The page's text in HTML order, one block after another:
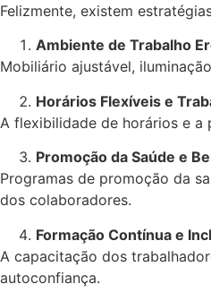
Felizmente, existem
Ambiente de Trabalho
Mobiliário ajustável,
Horários Flexíveis e
A flexibilidade de horários e a
Promoção da Saúde e
Programas de promoção da
dos colaboradores.
Formação Contínua e
A capacitação dos
autoconfiança.